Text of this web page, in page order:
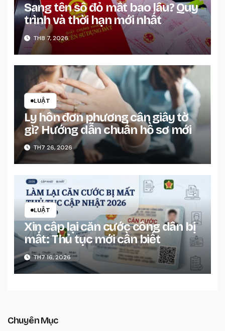
Sang tên sổ đỏ mất bao lâu? Quy
trình và thời hạn mới nhất
TH8 7, 2026
LUẬT
Ly hôn đơn phương cần giấy tờ
gì? Hướng dẫn chuẩn hồ sơ mới
TH7 26, 2026
LUẬT
Xin cấp lại căn cước công dân bị
mất: Thủ tục mới cần biết
TH7 16, 2026
Chuyên Mục